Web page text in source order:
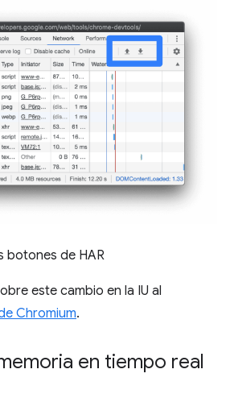
botones de HAR
este cambio en la IU al
Chromium.
en tiempo real